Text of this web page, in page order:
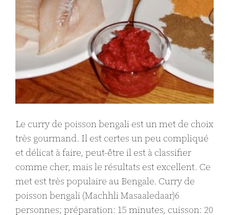
Le curry de poisson bengali est un met de choix
très gourmand. Il est certes un peu compliqué
et délicat à faire, peut-être il est à classifier
comme cher, mais le résultats est excellent. Ce
met est très populaire au Bengale. Curry de
poisson bengali (Machhli Masaaledaar)6
personnes; préparation: 15 minutes, cuisson: 20